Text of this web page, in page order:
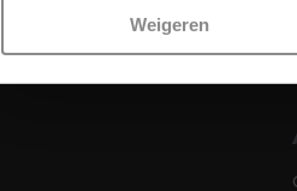
Weigeren